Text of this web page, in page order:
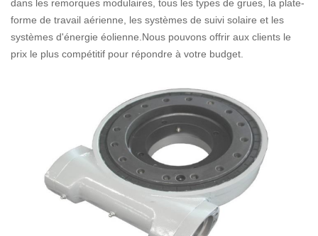
dans les remorques modulaires, tous les types de grues, la plate-
forme de travail aérienne, les systèmes de suivi solaire et les
systèmes d'énergie éolienne.Nous pouvons offrir aux clients le
prix le plus compétitif pour répondre à votre budget.